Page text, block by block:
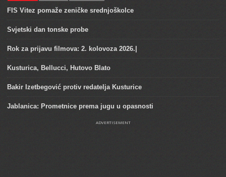
FIS Vitez pomaže zeničke srednjoškolce
Svjetski dan tonske probe
Rok za prijavu filmova: 2. kolovoza 2026.|
Kusturica, Bellucci, Hutovo Blato
Bakir Izetbegović protiv redatelja Kusturice
Jablanica: Prometnice prema jugu u opasnosti
ADVERTISEMENT